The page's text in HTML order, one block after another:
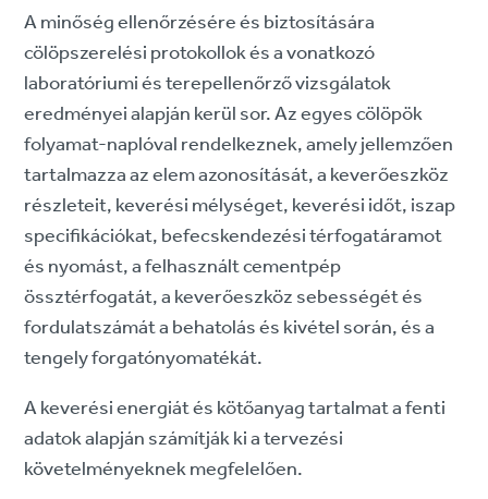
A minőség ellenőrzésére és biztosítására
cölöpszerelési protokollok és a vonatkozó
laboratóriumi és terepellenőrző vizsgálatok
eredményei alapján kerül sor. Az egyes cölöpök
folyamat-naplóval rendelkeznek, amely jellemzően
tartalmazza az elem azonosítását, a keverőeszköz
részleteit, keverési mélységet, keverési időt, iszap
specifikációkat, befecskendezési térfogatáramot
és nyomást, a felhasznált cementpép
össztérfogatát, a keverőeszköz sebességét és
fordulatszámát a behatolás és kivétel során, és a
tengely forgatónyomatékát.
A keverési energiát és kötőanyag tartalmat a fenti
adatok alapján számítják ki a tervezési
követelményeknek megfelelően.